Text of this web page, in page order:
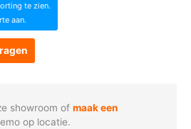
te zien.
aan.
showroom ofmaak een
op locatie.